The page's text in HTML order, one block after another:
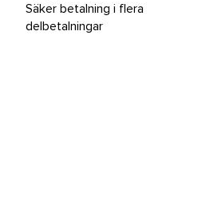
Säker betalning i flera
delbetalningar